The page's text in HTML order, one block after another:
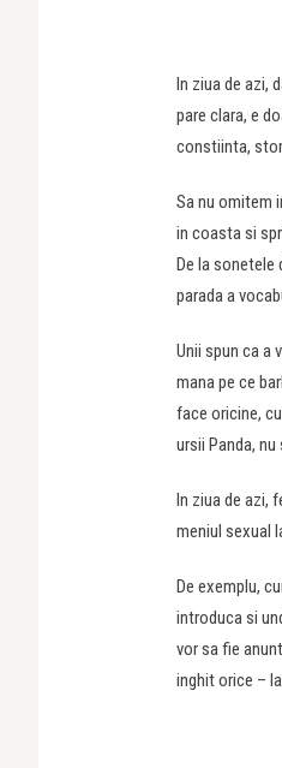
In ziua de azi,
pare clara, e
constiinta,
Sa nu omitem
in coasta si
De la sonetele
parada a
Unii spun ca a
mana pe ce
face oricine,
ursii Panda,
In ziua de azi,
meniul sexual
De exemplu,
introduca si
vor sa fie
inghit orice –